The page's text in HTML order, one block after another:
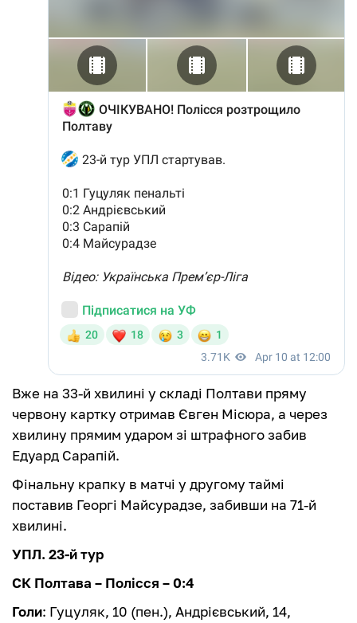
Вже на 33-й хвилині у складі Полтави пряму
червону картку отримав Євген Місюра, а через
хвилину прямим ударом зі штрафного забив
Едуард Сарапій.
Фінальну крапку в матчі у другому таймі
поставив Георгі Майсурадзе, забивши на 71-й
хвилині.
УПЛ. 23-й тур
СК Полтава – Полісся – 0:4
Голи: Гуцуляк, 10 (пен.), Андрієвський, 14,